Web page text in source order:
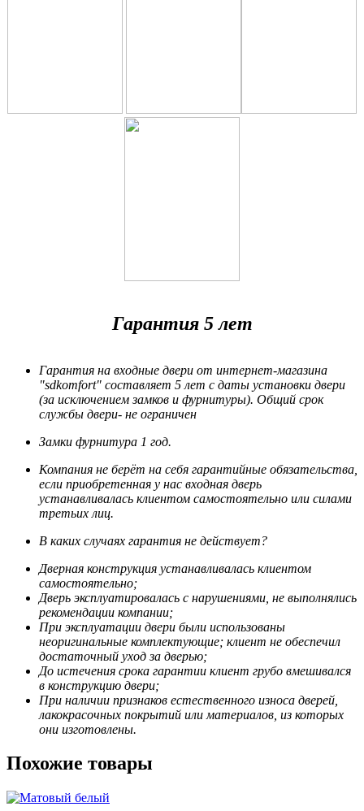
Гарантия 5 лет
Гарантия на входные двери от интернет-магазина
"sdkomfort" составляет 5 лет с даты установки двери
(за исключением замков и фурнитуры). Общий срок
службы двери- не ограничен
Замки фурнитура 1 год.
Компания не берёт на себя гарантийные обязательства,
если приобретенная у нас входная дверь
устанавливалась клиентом самостоятельно или силами
третьих лиц.
В каких случаях гарантия не действует?
Дверная конструкция устанавливалась клиентом
самостоятельно;
Дверь эксплуатировалась с нарушениями, не выполнялись
рекомендации компании;
При эксплуатации двери были использованы
неоригинальные комплектующие; клиент не обеспечил
достаточный уход за дверью;
До истечения срока гарантии клиент грубо вмешивался
в конструкцию двери;
При наличии признаков естественного износа дверей,
лакокрасочных покрытий или материалов, из которых
они изготовлены.
Похожие товары